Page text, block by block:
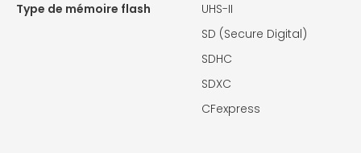
Type de mémoire flash
UHS-II
SD (Secure Digital)
SDHC
SDXC
CFexpress